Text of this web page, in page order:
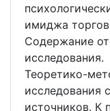
имиджа
Содержание
исследования.
Теоретико-
исследования
источников. К